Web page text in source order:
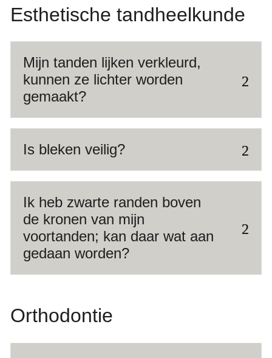
Esthetische tandheelkunde
Mijn tanden lijken verkleurd,
kunnen ze lichter worden
gemaakt?
Is bleken veilig?
Ik heb zwarte randen boven
de kronen van mijn
voortanden; kan daar wat aan
gedaan worden?
Orthodontie